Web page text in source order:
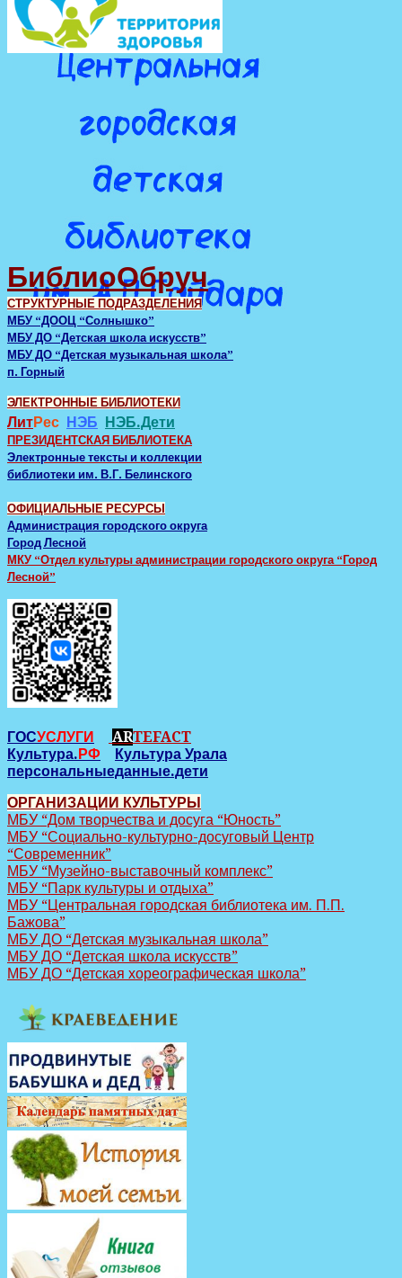
БиблиоОбруч
СТРУКТУРНЫЕ ПОДРАЗДЕЛЕНИЯ
МБУ “ДООЦ “Солнышко”
МБУ ДО “Детская школа искусств”
МБУ ДО “Детская музыкальная школа”
п. Горный
ЭЛЕКТРОННЫЕ БИБЛИОТЕКИ
ЛитРес НЭБ НЭБ.Дети
ПРЕЗИДЕНТСКАЯ БИБЛИОТЕКА
Электронные тексты и коллекции
библиотеки им. В.Г. Белинского
ОФИЦИАЛЬНЫЕ РЕСУРСЫ
Администрация городского округа
Город Лесной
МКУ “Отдел культуры администрации городского округа “Город
Лесной”
ГОСУСЛУГИ ARTEFACT
Культура. РФ
Культура Урала
персональныеданные.дети
ОРГАНИЗАЦИИ КУЛЬТУРЫ
МБУ “Дом творчества и досуга “Юность”
МБУ “Социально-культурно-досуговый Центр
“Современник”
МБУ “Музейно-выставочный комплекс”
МБУ “Парк культуры и отдыха”
МБУ “Центральная городская библиотека им. П.П.
Бажова”
МБУ ДО “Детская музыкальная школа”
МБУ ДО “Детская школа искусств”
МБУ ДО “Детская хореографическая школа”